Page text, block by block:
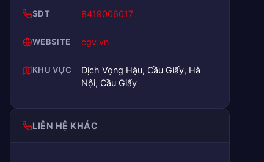
SĐT 8419006017
WEBSITE cgv.vn
KHU VỰC
Dịch Vọng Hậu, Cầu Giấy, Hà
Nội, Cầu Giấy
LIÊN HỆ KHÁC